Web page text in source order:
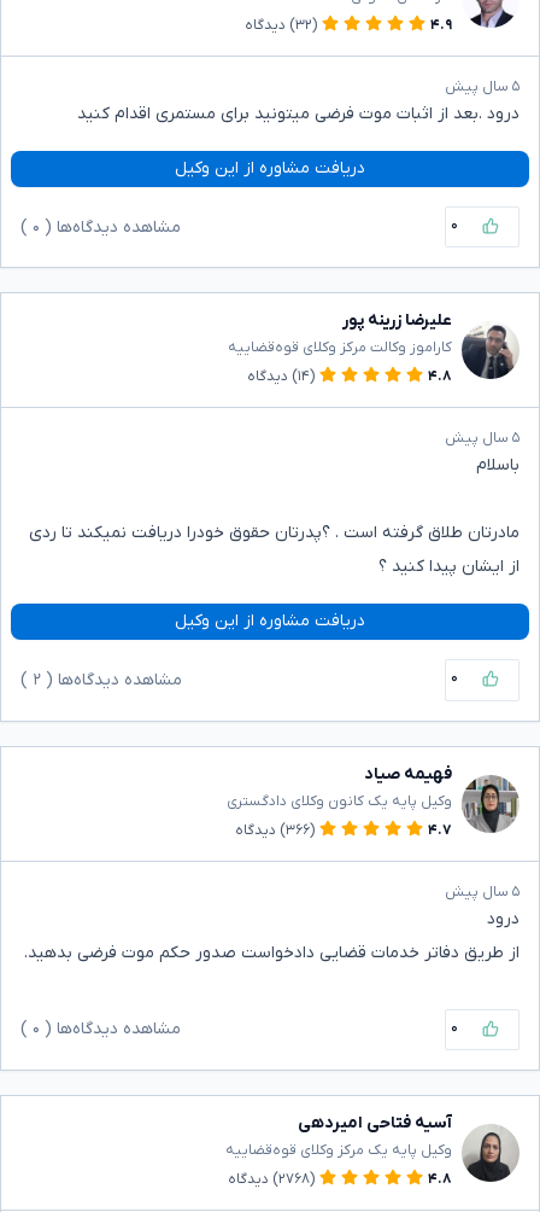
۴.۹
(۳۲) دیدگاه
۵ سال پیش
درود .بعد از اثبات موت فرضی میتونید برای مستمری اقدام کنید
دریافت مشاوره از این وکیل
۰ مشاهده دیدگاه‌ها ( ۰
علیرضا زرینه پور
کاراموز وکالت مرکز وکلای قوه‌قضاییه
۴.۸
(۱۴) دیدگاه
۵ سال پیش
باسلام
مادرتان طلاق گرفته است . ؟پدرتان حقوق خودرا دریافت نمیکند تا ردی
از ایشان پیدا کنید ؟
دریافت مشاوره از این وکیل
۰ مشاهده دیدگاه‌ها ( ۲
فهیمه صیاد
وکیل پایه یک کانون وکلای دادگستری
۴.۷
(۳۶۶) دیدگاه
۵ سال پیش
درود
از طریق دفاتر خدمات قضایی دادخواست صدور حکم موت فرضی بدهید.
۰ مشاهده دیدگاه‌ها ( ۰
آسیه فتاحی امیردهی
وکیل پایه یک مرکز وکلای قوه‌قضاییه
۴.۸
(۲۷۶۸) دیدگاه